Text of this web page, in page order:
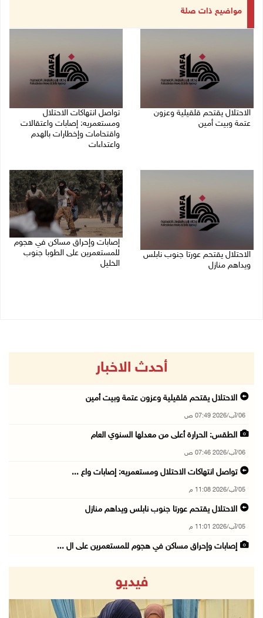
مواضيع ذات صلة
الاحتلال يقتحم قلقيلية وعزون
عتمة وبيت أمين
تواصل انتهاكات الاحتلال
ومستعمريه: إصابات واعتقالات
واقتحامات وإخطارات بالهدم
واعتداءات
الاحتلال يقتحم عورتا جنوب نابلس
ويداهم منازل
إصابات وإحراق مساكن في هجوم
للمستعمرين على الطوبا جنوب
الخليل
أحدث الاخبار
الاحتلال يقتحم قلقيلية وعزون عتمة وبيت أمين
06/آب/2026 07:49 ص
الطقس: الحرارة أعلى من معدلها السنوي العام
06/آب/2026 07:46 ص
تواصل انتهاكات الاحتلال ومستعمريه: إصابات واع ...
05/آب/2026 11:08 م
الاحتلال يقتحم عورتا جنوب نابلس ويداهم منازل
05/آب/2026 11:01 م
إصابات وإحراق مساكن في هجوم للمستعمرين على ال ...
05/آب/2026 10:53 م
فيديو